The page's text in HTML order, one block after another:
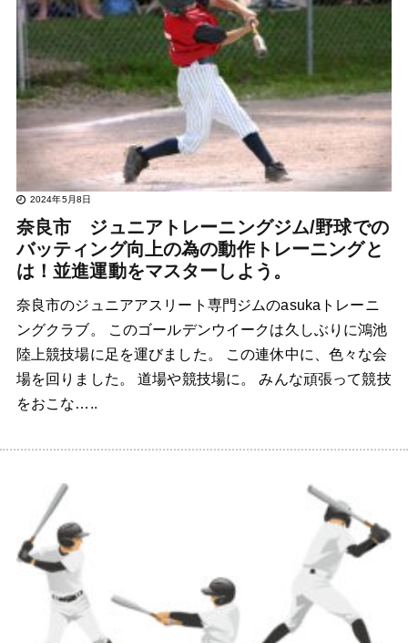
2024年5月8日
奈良市 ジュニアトレーニングジム/野球での
バッティング向上の為の動作トレーニングと
は！並進運動をマスターしよう。
奈良市のジュニアアスリート専門ジムのasukaトレーニ
ングクラブ。 このゴールデンウイークは久しぶりに鴻池
陸上競技場に足を運びました。 この連休中に、色々な会
場を回りました。 道場や競技場に。 みんな頑張って競技
をおこな…..